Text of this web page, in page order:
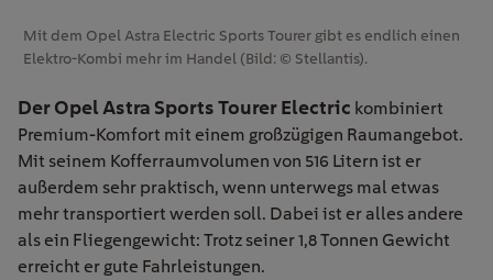
Mit dem Opel Astra Electric Sports Tourer gibt es endlich einen
Elektro-Kombi mehr im Handel (Bild: © Stellantis).
Der Opel Astra Sports Tourer Electric kombiniert
Premium-Komfort mit einem großzügigen Raumangebot.
Mit seinem Kofferraumvolumen von 516 Litern ist er
außerdem sehr praktisch, wenn unterwegs mal etwas
mehr transportiert werden soll. Dabei ist er alles andere
als ein Fliegengewicht: Trotz seiner 1,8 Tonnen Gewicht
erreicht er gute Fahrleistungen.